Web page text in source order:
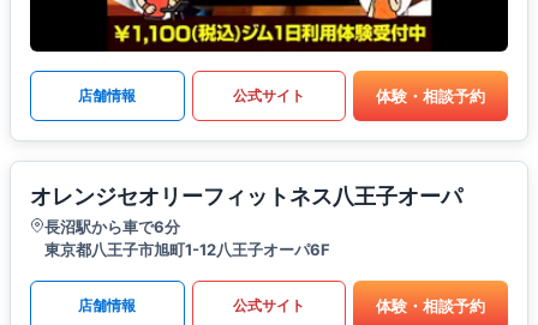
店舗情報 公式サイト 体験・相談予約
オレンジセオリーフィットネス八王子オーパ
長沼駅から車で6分
東京都八王子市旭町1-12八王子オーパ6F
店舗情報 公式サイト 体験・相談予約